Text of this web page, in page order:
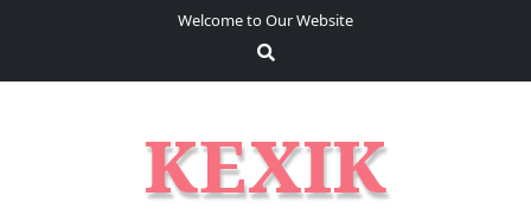
Welcome to Our Website
KEXIK